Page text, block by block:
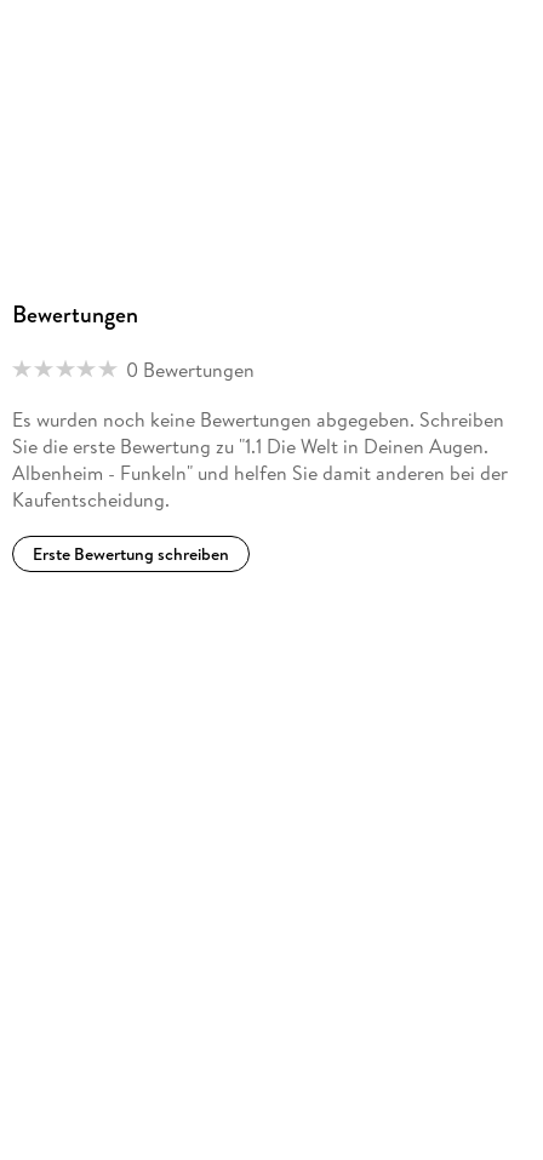
Bewertungen
0 Bewertungen
Es wurden noch keine Bewertungen abgegeben. Schreiben
Sie die erste Bewertung zu "1.1 Die Welt in Deinen Augen.
Albenheim - Funkeln" und helfen Sie damit anderen bei der
Kaufentscheidung.
Erste Bewertung schreiben